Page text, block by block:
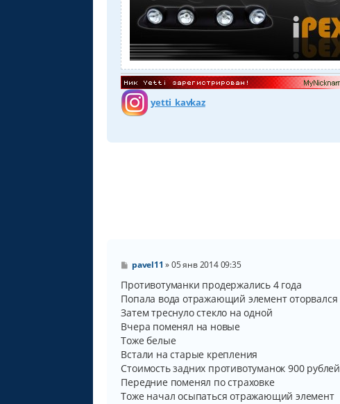
yetti_kavkaz
С
о
о
б
щ
е
н
и
е
pavel11 »05 янв 2014 09:35
Противотуманки продержались 4 года
Попала вода отражающий элемент оторвался
Затем треснуло стекло на одной
Вчера поменял на новые
Тоже белые
Встали на старые крепления
Стоимость задних противотуманок 900 рублей
Передние поменял по страховке
Тоже начал осыпаться отражающий элемент